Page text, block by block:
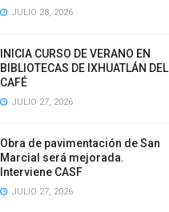
JULIO 28, 2026
INICIA CURSO DE VERANO EN
BIBLIOTECAS DE IXHUATLÁN DEL
CAFÉ
JULIO 27, 2026
Obra de pavimentación de San
Marcial será mejorada.
Interviene CASF
JULIO 27, 2026